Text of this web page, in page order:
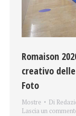
Romaison
creativo
Foto
Mostre Di
Lascia un